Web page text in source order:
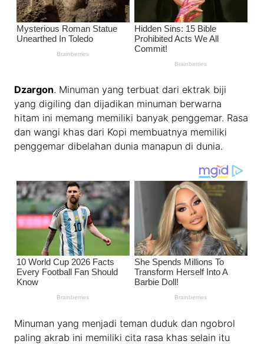
Dzargon. Minuman yang terbuat dari ektrak biji
yang digiling dan dijadikan minuman berwarna
hitam ini memang memiliki banyak penggemar. Rasa
dan wangi khas dari Kopi membuatnya memiliki
penggemar dibelahan dunia manapun di dunia.
Minuman yang menjadi teman duduk dan ngobrol
paling akrab ini memiliki cita rasa khas selain itu